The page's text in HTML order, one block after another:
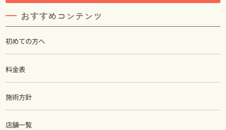
おすすめコンテンツ
初めての方へ
料金表
施術方針
店舗一覧